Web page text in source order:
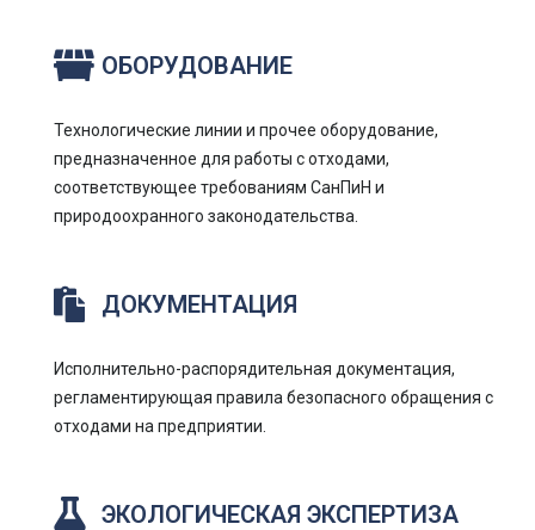
ОБОРУДОВАНИЕ
Технологические линии и прочее оборудование,
предназначенное для работы с отходами,
соответствующее требованиям СанПиН и
природоохранного законодательства.
ДОКУМЕНТАЦИЯ
Исполнительно-распорядительная документация,
регламентирующая правила безопасного обращения с
отходами на предприятии.
ЭКОЛОГИЧЕСКАЯ ЭКСПЕРТИЗА